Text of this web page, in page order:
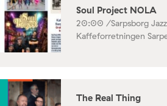
Soul Project NOLA
20:00 /Sarpsborg
Kaffeforretningen
The Real Thing